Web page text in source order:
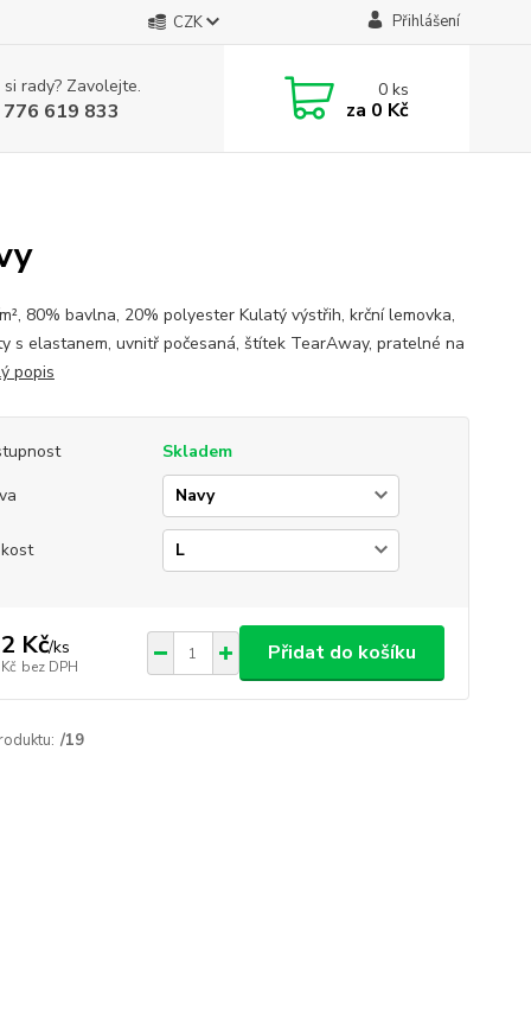
CZK Přihlášení
rady? Zavolejte.
619 833
0ks
za 0 Kč
80% bavlna, 20% polyester Kulatý výstřih, krční lemovka,
s elastanem, uvnitř počesaná, štítek TearAway, pratelné na
popis
Skladem
Kč/ks
bez DPH
Přidat do košíku
/19